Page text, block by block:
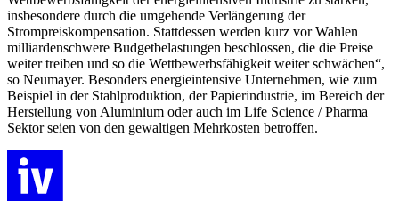
insbesondere durch die umgehende Verlängerung der
Strompreiskompensation. Stattdessen werden kurz vor Wahlen
milliardenschwere Budgetbelastungen beschlossen, die die Preise
weiter treiben und so die Wettbewerbsfähigkeit weiter schwächen“,
so Neumayer. Besonders energieintensive Unternehmen, wie zum
Beispiel in der Stahlproduktion, der Papierindustrie, im Bereich der
Herstellung von Aluminium oder auch im Life Science / Pharma
Sektor seien von den gewaltigen Mehrkosten betroffen.